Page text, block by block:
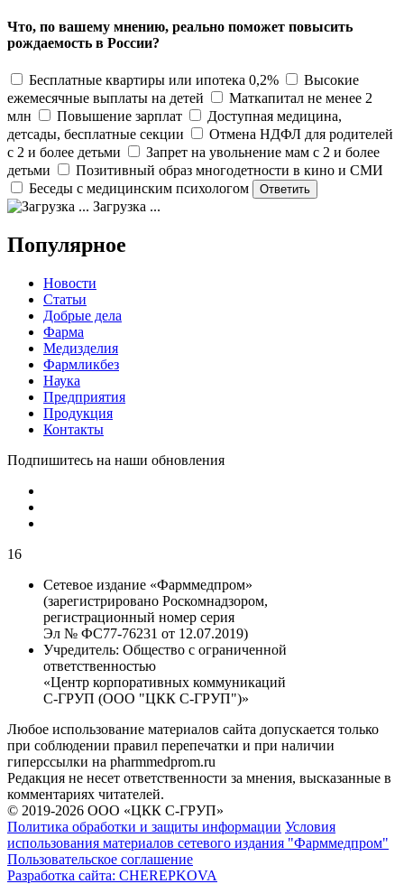
Что, по вашему мнению, реально поможет повысить
рождаемость в России?
Бесплатные квартиры или ипотека 0,2%
Высокие
ежемесячные выплаты на детей
Маткапитал не менее 2
млн
Повышение зарплат
Доступная медицина,
детсады, бесплатные секции
Отмена НДФЛ для родителей
с 2 и более детьми
Запрет на увольнение мам с 2 и более
детьми
Позитивный образ многодетности в кино и СМИ
Беседы с медицинским психологом
Загрузка ...
Популярное
Новости
Статьи
Добрые дела
Фарма
Медизделия
Фармликбез
Наука
Предприятия
Продукция
Контакты
Подпишитесь на наши обновления
16
Сетевое издание «Фарммедпром»
(зарегистрировано Роскомнадзором,
регистрационный номер серия
Эл № ФС77-76231 от 12.07.2019)
Учредитель: Общество с ограниченной
ответственностью
«Центр корпоративных коммуникаций
С-ГРУП (ООО "ЦКК С-ГРУП")»
Любое использование материалов сайта допускается только
при соблюдении правил перепечатки и при наличии
гиперссылки на pharmmedprom.ru
Редакция не несет ответственности за мнения, высказанные в
комментариях читателей.
© 2019-2026 ООО «ЦКК С-ГРУП»
Политика обработки и защиты информации Условия
использования материалов сетевого издания "Фарммедпром"
Пользовательское соглашение
Разработка сайта: CHEREPKOVA